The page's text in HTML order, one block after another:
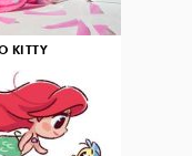
KITTY